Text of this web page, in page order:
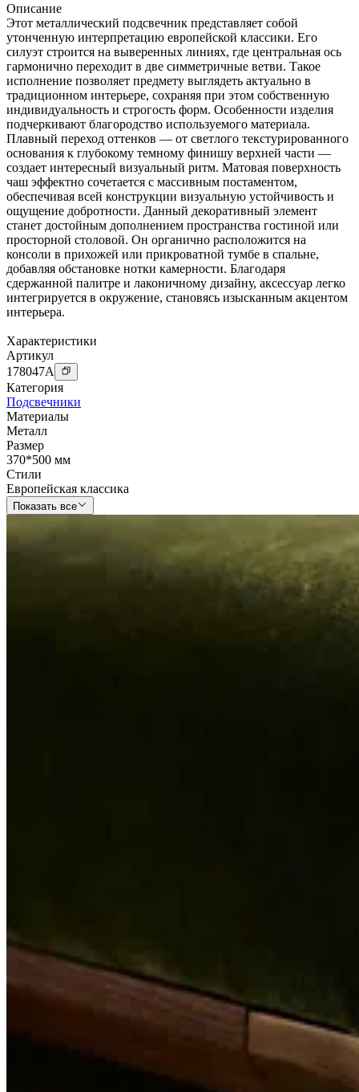
Описание
Этот металлический подсвечник представляет собой
утонченную интерпретацию европейской классики. Его
силуэт строится на выверенных линиях, где центральная ось
гармонично переходит в две симметричные ветви. Такое
исполнение позволяет предмету выглядеть актуально в
традиционном интерьере, сохраняя при этом собственную
индивидуальность и строгость форм. Особенности изделия
подчеркивают благородство используемого материала.
Плавный переход оттенков — от светлого текстурированного
основания к глубокому темному финишу верхней части —
создает интересный визуальный ритм. Матовая поверхность
чаш эффектно сочетается с массивным постаментом,
обеспечивая всей конструкции визуальную устойчивость и
ощущение добротности. Данный декоративный элемент
станет достойным дополнением пространства гостиной или
просторной столовой. Он органично расположится на
консоли в прихожей или прикроватной тумбе в спальне,
добавляя обстановке нотки камерности. Благодаря
сдержанной палитре и лаконичному дизайну, аксессуар легко
интегрируется в окружение, становясь изысканным акцентом
интерьера.
Характеристики
Артикул
178047A
Категория
Подсвечники
Материалы
Металл
Размер
370*500 мм
Стили
Европейская классика
Показать все